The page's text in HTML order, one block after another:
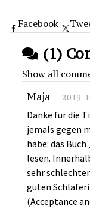
Facebook
(1)
Show all
Maja
2019-
Danke für die
jemals gegen
habe: das
lesen.
sehr
guten
(Acceptance